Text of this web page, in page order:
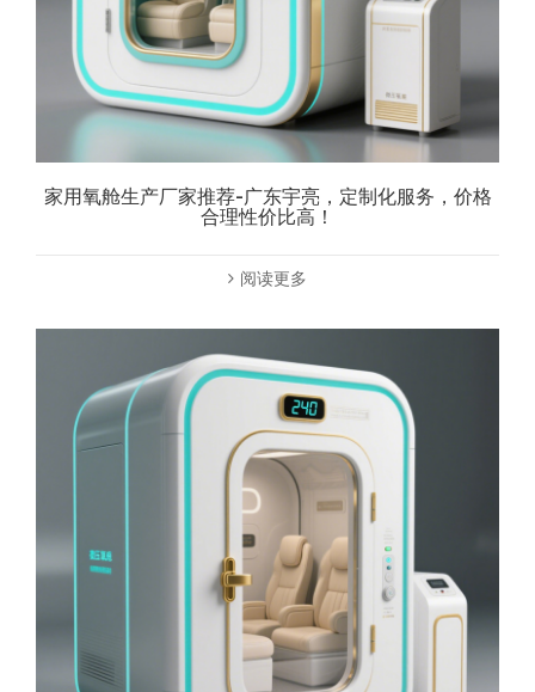
家用氧舱生产厂家推荐-广东宇亮，定制化服务，价格
合理性价比高！
阅读更多